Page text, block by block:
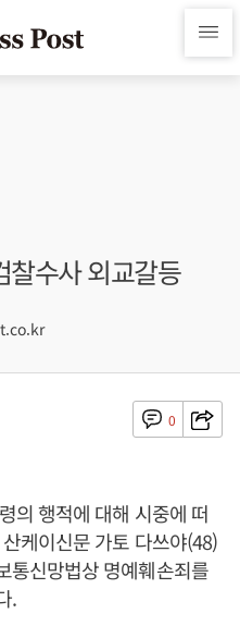
수사 외교갈등
0
의 행적에 대해 시중에 떠
케이신문 가토 다쓰야(48)
통신망법상 명예훼손죄를
.